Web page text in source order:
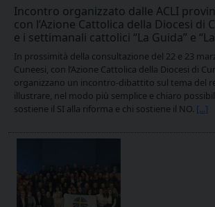
Incontro organizzato dalle ACLI
con l’Azione Cattolica della Diocesi di
e i settimanali cattolici “La Guida” e “La
In prossimità della consultazione del 22 e 23
Cuneesi, con l’Azione Cattolica della Diocesi di
organizzano un incontro-dibattito sul tema del
illustrare, nel modo più semplice e chiaro
sostiene il SI alla riforma e chi sostiene il NO. [...]